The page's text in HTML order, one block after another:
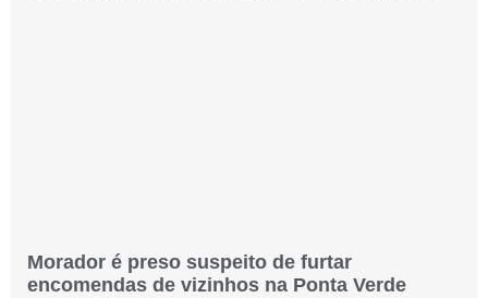
Morador é preso suspeito de furtar
encomendas de vizinhos na Ponta Verde